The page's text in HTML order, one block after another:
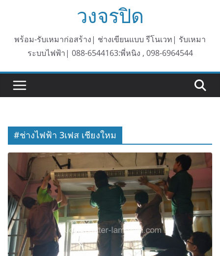
วงจรปิด
พร้อม-รับเหมาก่อสร้าง| ช่างเขียนแบบ รีโนเวท| รับเหมา
ระบบไฟฟ้า| 088-6544163:พี่หนิง , 098-6964544
#ช่างไฟฟ้า 3เฟส เชียงใหม